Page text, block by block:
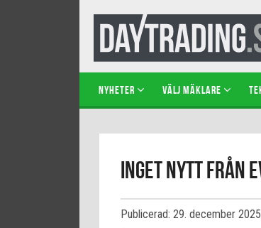
NYHETER VÄLJ MÄKLARE
Inget nytt från
Publicerad: 29. december 2025